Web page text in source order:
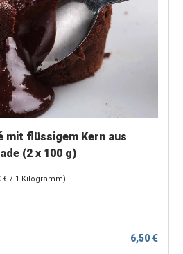
mit flüssigem Kern aus
(2 x 100 g)
€ / 1 Kilogramm)
6,50 €